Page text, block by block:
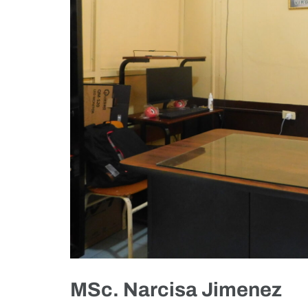
MSc. Narcisa Jimenez